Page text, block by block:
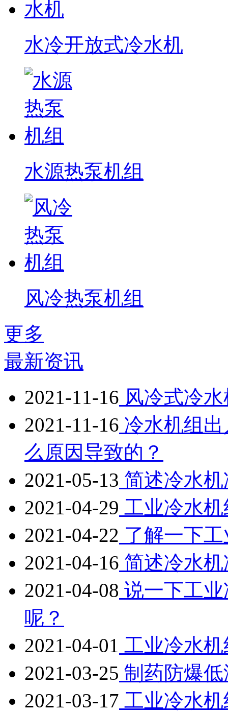
水冷开放式冷水机
水源热泵机组
风冷热泵机组
更多
最新资讯
2021-11-16 风冷式冷
2021-11-16 冷水机组
么原因导致的？
2021-05-13 简述冷水
2021-04-29 工业冷水
2021-04-22 了解一下
2021-04-16 简述冷水
2021-04-08 说一下工
呢？
2021-04-01 工业冷水
2021-03-25 制药防爆
2021-03-17 工业冷水